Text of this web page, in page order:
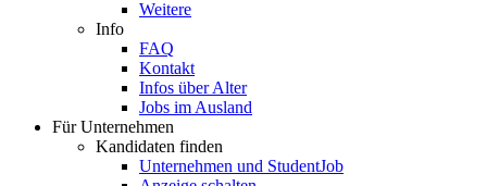
Weitere
Info
FAQ
Kontakt
Infos über Alter
Jobs im Ausland
Für Unternehmen
Kandidaten finden
Unternehmen und StudentJob